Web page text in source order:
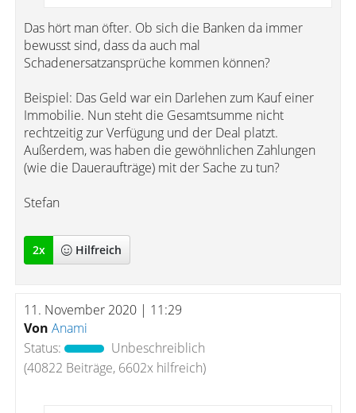
Das hört man öfter. Ob sich die Banken da immer
bewusst sind, dass da auch mal
Schadenersatzansprüche kommen können?
Beispiel: Das Geld war ein Darlehen zum Kauf einer
Immobilie. Nun steht die Gesamtsumme nicht
rechtzeitig zur Verfügung und der Deal platzt.
Außerdem, was haben die gewöhnlichen Zahlungen
(wie die Daueraufträge) mit der Sache zu tun?
Stefan
2x Hilfreich
11. November 2020 | 11:29
Von Anami
Status:
Unbeschreiblich
(40822 Beiträge, 6602x hilfreich)